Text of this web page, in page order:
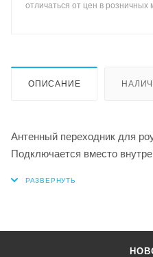
отличаться от цен в розничных
ОПИСАНИЕ
Антенный переходник для
Подключается вместо